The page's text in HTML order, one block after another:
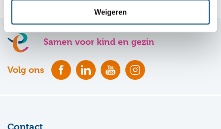
Weigeren
Samen voor kind en gezin
Volg ons